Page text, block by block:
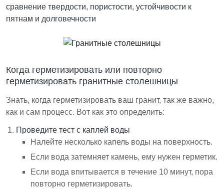
сравнение твердости, пористости, устойчивости к
пятнам и долговечности
Когда герметизировать или повторно
герметизировать гранитные столешницы
Знать, когда герметизировать ваш гранит, так же важно,
как и сам процесс. Вот как это определить:
Проведите тест с каплей воды
Налейте несколько капель воды на поверхность.
Если вода затемняет камень, ему нужен герметик.
Если вода впитывается в течение 10 минут, пора
повторно герметизировать.